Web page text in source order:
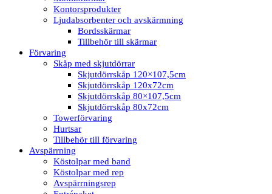
Kontorsprodukter
Ljudabsorbenter och avskärmning
Bordsskärmar
Tillbehör till skärmar
Förvaring
Skåp med skjutdörrar
Skjutdörrskåp 120×107,5cm
Skjutdörrskåp 120x72cm
Skjutdörrskåp 80×107,5cm
Skjutdörrskåp 80x72cm
Towerförvaring
Hurtsar
Tillbehör till förvaring
Avspärrning
Köstolpar med band
Köstolpar med rep
Avspärrningsrep